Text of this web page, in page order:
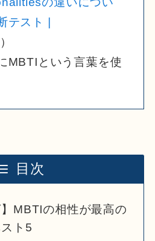
テスト |
）
MBTIという言葉を使
目次
】MBTIの相性が最高の
ト5